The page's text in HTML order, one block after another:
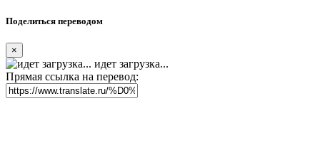
Поделиться переводом
×
идет загрузка...
Прямая ссылка на перевод: